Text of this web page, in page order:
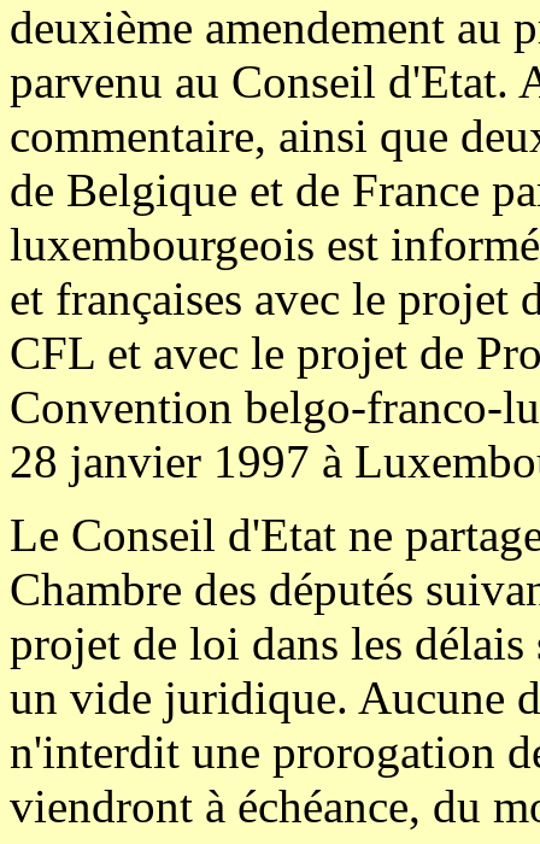
deuxième amendement au
parvenu au Conseil d'Etat.
commentaire, ainsi que
de Belgique et de France
luxembourgeois est
et françaises avec le projet
CFL et avec le projet de
Convention belgo-franco-
28 janvier 1997 à
Le Conseil d'Etat ne
Chambre des députés
projet de loi dans les délais
un vide juridique. Aucune
n'interdit une prorogation
viendront à échéance, du